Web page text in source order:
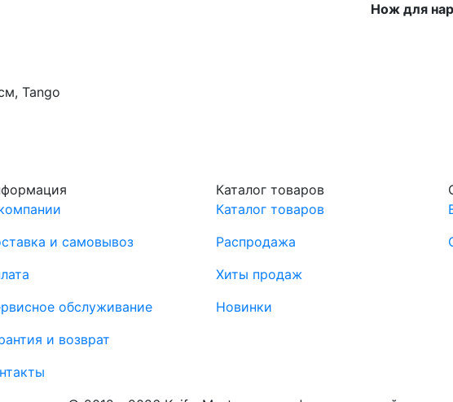
Нож для
Tango
и самовывоз
обслуживание
и возврат
Каталог товаров
Каталог товаров
Распродажа
Хиты продаж
Новинки